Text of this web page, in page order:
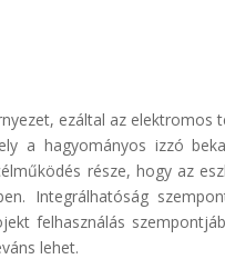
ezáltal az elektromos
a hagyományos izzó
része, hogy az
Integrálhatóság
felhasználás
lehet.